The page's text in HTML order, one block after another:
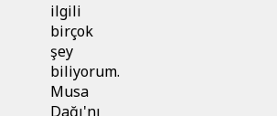
ilgili
birçok
şey
biliyorum.
Musa
Dağı'nı